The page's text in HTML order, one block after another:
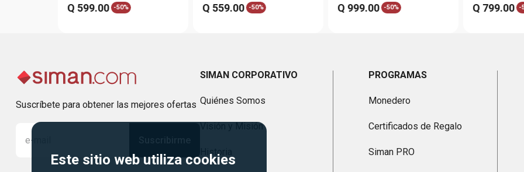
Este sitio web utiliza cookies
Q 599.00 -50% Q 559.00 -50% Q 999.00 -50% Q 799.00 -
Suscríbete para obtener las mejores ofertas
SIMAN CORPORATIVO
Quiénes Somos
Visión y Misión
Historia
PROGRAMAS
Monedero
Certificados de Regalo
Siman PRO